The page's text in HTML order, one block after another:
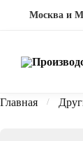
Москва и
Главная /